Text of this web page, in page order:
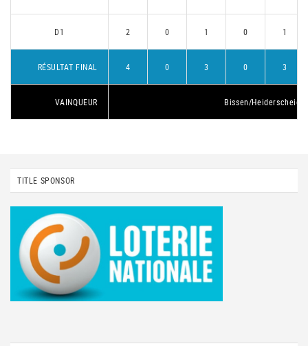
D1 2 0 1 0 1
RÉSULTAT FINAL 4 0 3 0 3
VAINQUEUR Bissen/Heiderscheid 2
TITLE SPONSOR